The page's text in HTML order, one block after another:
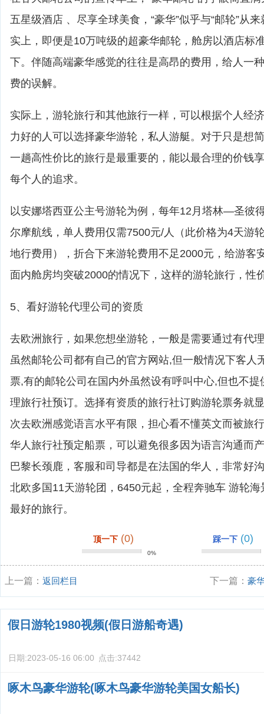
五星级酒店 、尽享全球美食，“豪华”似乎与“邮轮”从
实上，即便是10万吨级的超豪华邮轮，舱房以酒店标
下。伴随高端豪华感觉的往往是高昂的费用，给人一
费的误解。
实际上，游轮旅行和其他旅行一样，可以根据个人经
力好的人可以选择豪华游轮，私人游艇。对于只是想
一趟高性价比的旅行是最重要的，能以最合理的价钱
每个人的追求。
以安娜塔西亚公主号游轮为例，每年12月塔林—圣
尔摩航线，单人费用仅需7500元/人（此价格为4天游
地行费用），折合下来游轮费用不足2000元，给游客
面内舱房均突破2000的情况下，这样的游轮旅行，性
5、看好游轮代理公司的资质
去欧洲旅行，如果您想坐游轮，一般是需要通过有代
虽然邮轮公司都有自己的官方网站,但一般情况下客人
票,有的邮轮公司在国内外虽然设有呼叫中心,但也不
理旅行社预订。选择有资质的旅行社订购游轮票务就
次去欧洲感觉语言水平有限，担心看不懂英文而被旅
华人旅行社预定船票，可以避免很多因为语言沟通而
巴黎长颈鹿，客服和司导都是在法国的华人，非常好
北欧多国11天游轮团，6450元起，全程奔驰车 游轮
最好的旅行。
顶一下 (0)
0%
踩一下 (0)
上一篇： 返回栏目 下一篇：豪
轮行程攻略？
假日游轮1980视频(假日游船奇遇)
日期:2023-05-16 06:00 点击:37442
啄木鸟豪华游轮(啄木鸟豪华游轮美国女船长)